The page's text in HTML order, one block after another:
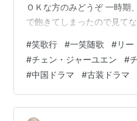
ＯＫな方のみどうぞ 一時期
で飽きてしまったので見て
て、「慶余年」以外は見な
分にとっては久々のリー・
ーユエン(陳哲遠)はほぼ記憶
と言っていいくらいじゃな
います。 美男美女だね。
#笑歌行 #一笑随歌 #リー
#チェン・ジャーユエン #
#中国ドラマ #古装ドラマ